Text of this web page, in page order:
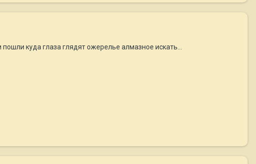
куда глаза глядят ожерелье алмазное искать...